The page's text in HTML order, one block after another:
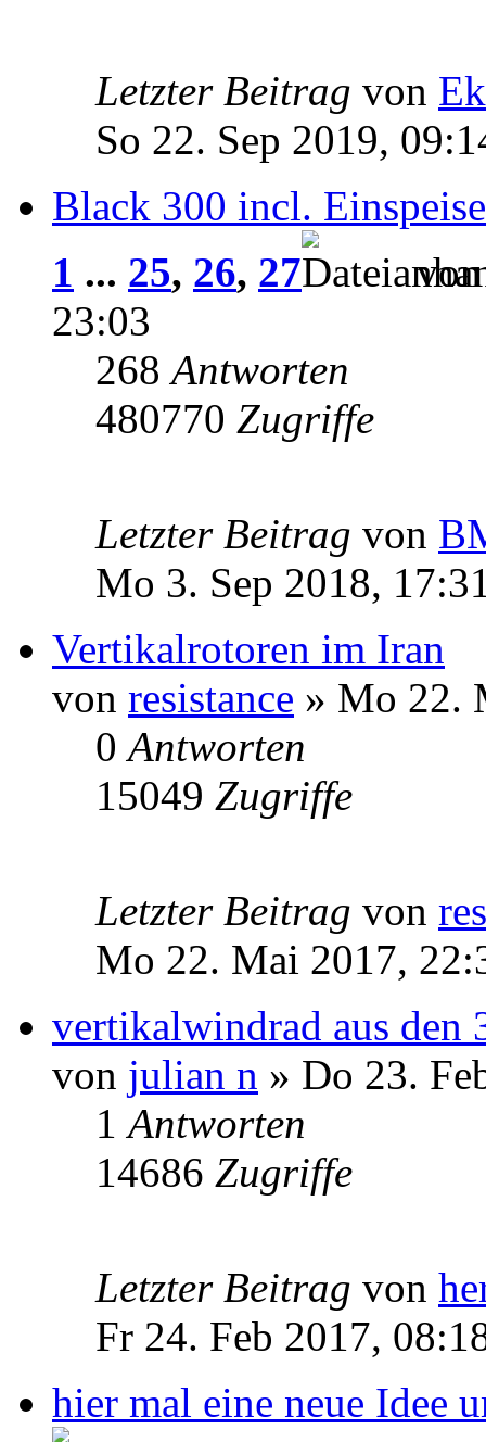
Letzter Beitrag von
So 22. Sep 2019,
Black 300 incl.
1 ... 25, 26, 27
23:03
268Antworten
480770 Zugriffe
Letzter Beitrag von
Mo 3. Sep 2018,
Vertikalrotoren im Iran
von resistance » Mo 22.
0Antworten
15049 Zugriffe
Letzter Beitrag von
Mo 22. Mai 2017,
vertikalwindrad aus den
von julian n » Do 23.
1Antworten
14686 Zugriffe
Letzter Beitrag von
Fr 24. Feb 2017,
hier mal eine neue Idee